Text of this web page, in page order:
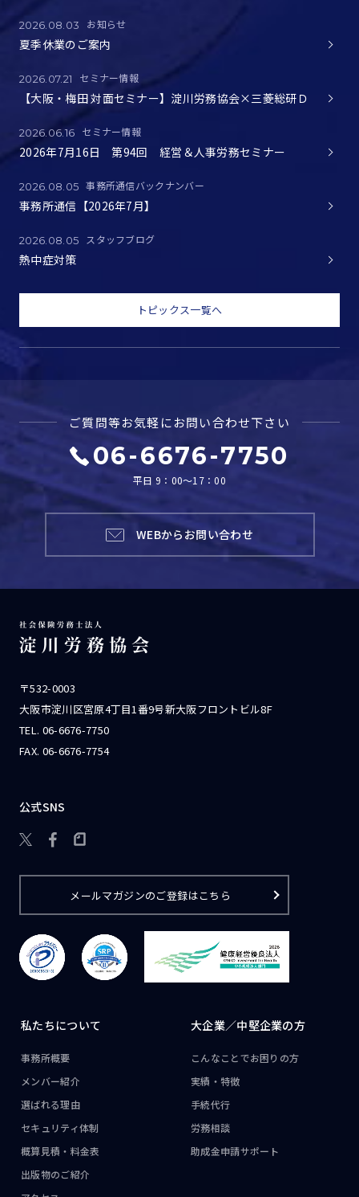
2026.08.03 お知らせ
夏季休業のご案内
2026.07.21 セミナー情報
【大阪・梅田 対面セミナー】淀川労務協会×三菱総研Ｄ
2026.06.16 セミナー情報
2026年7月16日 第94回 経営＆人事労務セミナー
2026.08.05 事務所通信バックナンバー
事務所通信【2026年7月】
2026.08.05 スタッフブログ
熱中症対策
トピックス一覧へ
ご質問等お気軽にお問い合わせ下さい
06-6676-7750
平日 9：00～17：00
WEBからお問い合わせ
〒532-0003
大阪市淀川区宮原4丁目1番9号新大阪フロントビル8F
TEL. 06-6676-7750
FAX. 06-6676-7754
公式SNS

メールマガジンのご登録はこちら
私たちについて
事務所概要
メンバー紹介
選ばれる理由
セキュリティ体制
概算見積・料金表
出版物のご紹介
大企業／中堅企業の方
こんなことでお困りの方
実績・特徴
手続代行
労務相談
助成金申請サポート